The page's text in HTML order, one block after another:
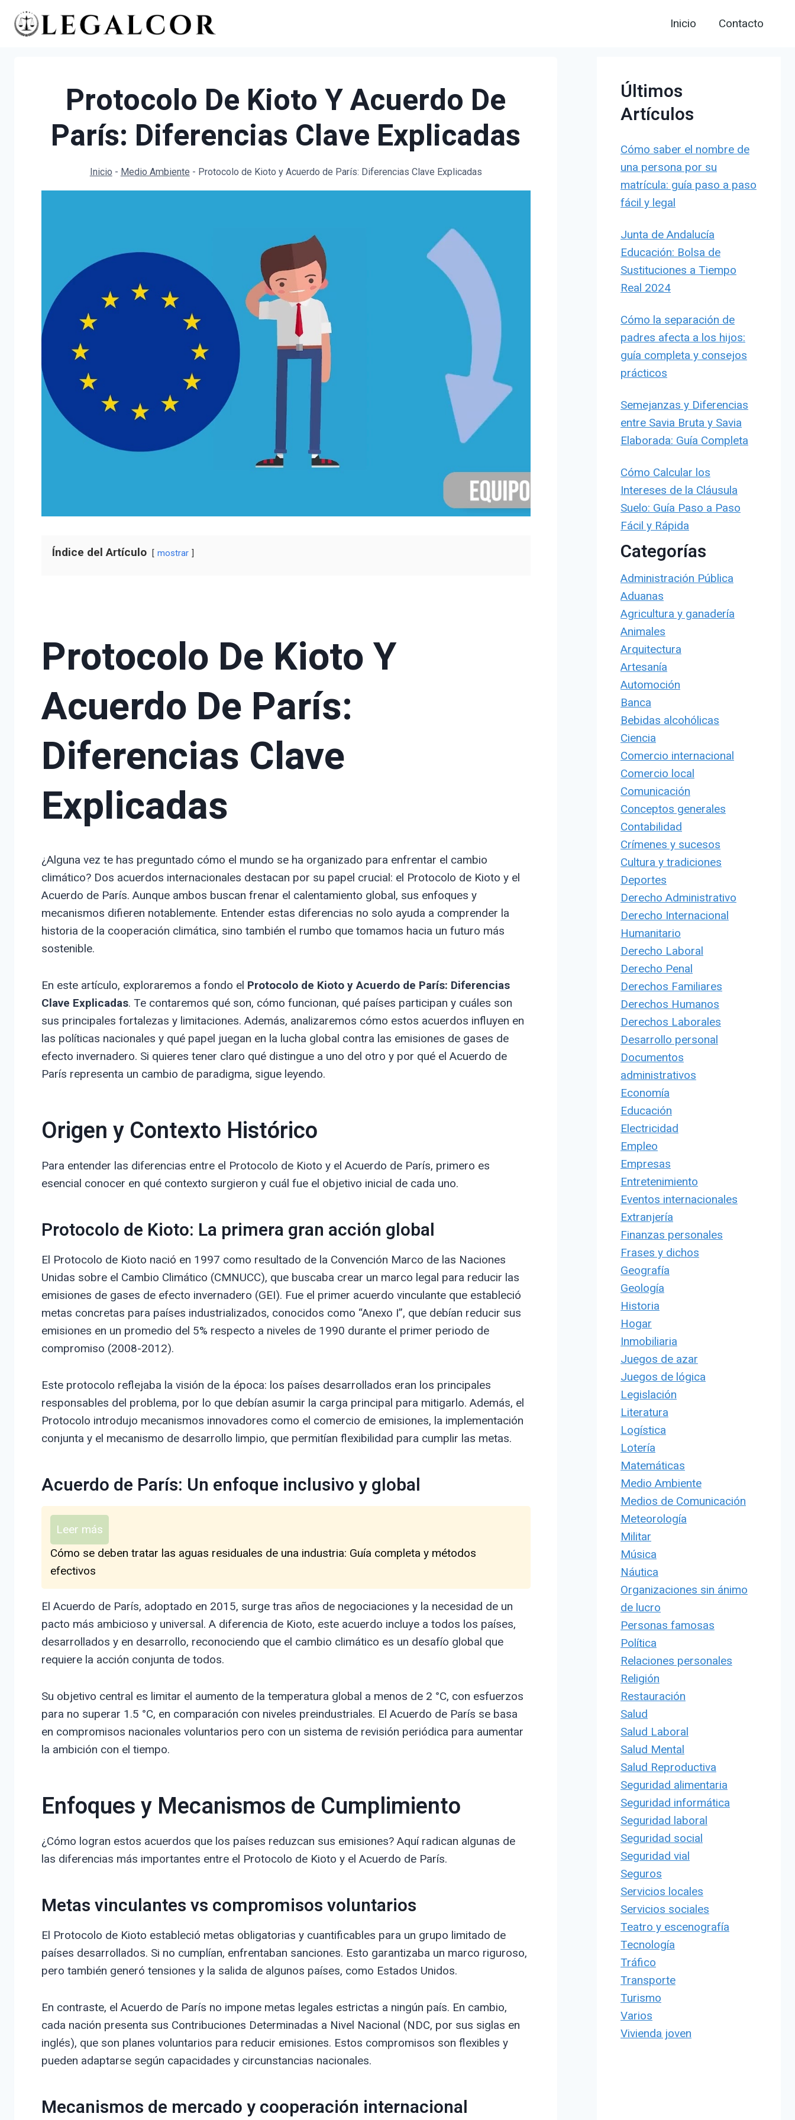
Saltar
Inicio Contacto
Protocolo De Kioto Y Acuerdo De
París: Diferencias Clave Explicadas
Inicio - Medio Ambiente - Protocolo de Kioto y Acuerdo de París: Diferencias Clave Explicadas
Índice del Artículo mostrar
Protocolo De Kioto Y
Acuerdo De París:
Diferencias Clave
Explicadas
¿Alguna vez te has preguntado cómo el mundo se ha organizado para enfrentar el cambio
climático? Dos acuerdos internacionales destacan por su papel crucial: el Protocolo de Kioto y el
Acuerdo de París. Aunque ambos buscan frenar el calentamiento global, sus enfoques y
mecanismos difieren notablemente. Entender estas diferencias no solo ayuda a comprender la
historia de la cooperación climática, sino también el rumbo que tomamos hacia un futuro más
sostenible.
En este artículo, exploraremos a fondo el Protocolo de Kioto y Acuerdo de París: Diferencias
Clave Explicadas. Te contaremos qué son, cómo funcionan, qué países participan y cuáles son
sus principales fortalezas y limitaciones. Además, analizaremos cómo estos acuerdos influyen en
las políticas nacionales y qué papel juegan en la lucha global contra las emisiones de gases de
efecto invernadero. Si quieres tener claro qué distingue a uno del otro y por qué el Acuerdo de
París representa un cambio de paradigma, sigue leyendo.
Origen y Contexto Histórico
Para entender las diferencias entre el Protocolo de Kioto y el Acuerdo de París, primero es
esencial conocer en qué contexto surgieron y cuál fue el objetivo inicial de cada uno.
Protocolo de Kioto: La primera gran acción global
El Protocolo de Kioto nació en 1997 como resultado de la Convención Marco de las Naciones
Unidas sobre el Cambio Climático (CMNUCC), que buscaba crear un marco legal para reducir las
emisiones de gases de efecto invernadero (GEI). Fue el primer acuerdo vinculante que estableció
metas concretas para países industrializados, conocidos como “Anexo I”, que debían reducir sus
emisiones en un promedio del 5% respecto a niveles de 1990 durante el primer periodo de
compromiso (2008-2012).
Este protocolo reflejaba la visión de la época: los países desarrollados eran los principales
responsables del problema, por lo que debían asumir la carga principal para mitigarlo. Además, el
Protocolo introdujo mecanismos innovadores como el comercio de emisiones, la implementación
conjunta y el mecanismo de desarrollo limpio, que permitían flexibilidad para cumplir las metas.
Acuerdo de París: Un enfoque inclusivo y global
Leer más
Cómo se deben tratar las aguas residuales de una industria: Guía completa y métodos
efectivos
El Acuerdo de París, adoptado en 2015, surge tras años de negociaciones y la necesidad de un
pacto más ambicioso y universal. A diferencia de Kioto, este acuerdo incluye a todos los países,
desarrollados y en desarrollo, reconociendo que el cambio climático es un desafío global que
requiere la acción conjunta de todos.
Su objetivo central es limitar el aumento de la temperatura global a menos de 2 °C, con esfuerzos
para no superar 1.5 °C, en comparación con niveles preindustriales. El Acuerdo de París se basa
en compromisos nacionales voluntarios pero con un sistema de revisión periódica para aumentar
la ambición con el tiempo.
Enfoques y Mecanismos de Cumplimiento
¿Cómo logran estos acuerdos que los países reduzcan sus emisiones? Aquí radican algunas de
las diferencias más importantes entre el Protocolo de Kioto y el Acuerdo de París.
Metas vinculantes vs compromisos voluntarios
El Protocolo de Kioto estableció metas obligatorias y cuantificables para un grupo limitado de
países desarrollados. Si no cumplían, enfrentaban sanciones. Esto garantizaba un marco riguroso,
pero también generó tensiones y la salida de algunos países, como Estados Unidos.
En contraste, el Acuerdo de París no impone metas legales estrictas a ningún país. En cambio,
cada nación presenta sus Contribuciones Determinadas a Nivel Nacional (NDC, por sus siglas en
inglés), que son planes voluntarios para reducir emisiones. Estos compromisos son flexibles y
pueden adaptarse según capacidades y circunstancias nacionales.
Mecanismos de mercado y cooperación internacional
Últimos
Artículos
Cómo saber el nombre de
una persona por su
matrícula: guía paso a paso
fácil y legal
Junta de Andalucía
Educación: Bolsa de
Sustituciones a Tiempo
Real 2024
Cómo la separación de
padres afecta a los hijos:
guía completa y consejos
prácticos
Semejanzas y Diferencias
entre Savia Bruta y Savia
Elaborada: Guía Completa
Cómo Calcular los
Intereses de la Cláusula
Suelo: Guía Paso a Paso
Fácil y Rápida
Categorías
Administración Pública
Aduanas
Agricultura y ganadería
Animales
Arquitectura
Artesanía
Automoción
Banca
Bebidas alcohólicas
Ciencia
Comercio internacional
Comercio local
Comunicación
Conceptos generales
Contabilidad
Crímenes y sucesos
Cultura y tradiciones
Deportes
Derecho Administrativo
Derecho Internacional
Humanitario
Derecho Laboral
Derecho Penal
Derechos Familiares
Derechos Humanos
Derechos Laborales
Desarrollo personal
Documentos
administrativos
Economía
Educación
Electricidad
Empleo
Empresas
Entretenimiento
Eventos internacionales
Extranjería
Finanzas personales
Frases y dichos
Geografía
Geología
Historia
Hogar
Inmobiliaria
Juegos de azar
Juegos de lógica
Legislación
Literatura
Logística
Lotería
Matemáticas
Medio Ambiente
Medios de Comunicación
Meteorología
Militar
Música
Náutica
Organizaciones sin ánimo
de lucro
Personas famosas
Política
Relaciones personales
Religión
Restauración
Salud
Salud Laboral
Salud Mental
Salud Reproductiva
Seguridad alimentaria
Seguridad informática
Seguridad laboral
Seguridad social
Seguridad vial
Seguros
Servicios locales
Servicios sociales
Teatro y escenografía
Tecnología
Tráfico
Transporte
Turismo
Varios
Vivienda joven